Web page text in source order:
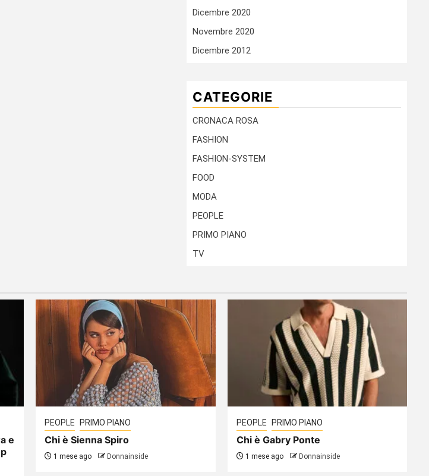
Dicembre 2020
Novembre 2020
Dicembre 2012
CATEGORIE
CRONACA ROSA
FASHION
FASHION-SYSTEM
FOOD
MODA
PEOPLE
PRIMO PIANO
TV
e
PEOPLE PRIMO PIANO
Chi è Sienna Spiro
1 mese ago Donnainside
PEOPLE PRIMO PIANO
Chi è Gabry Ponte
1 mese ago Donnainside